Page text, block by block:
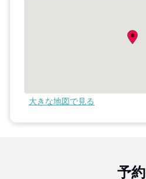
大きな地図で見る
予約